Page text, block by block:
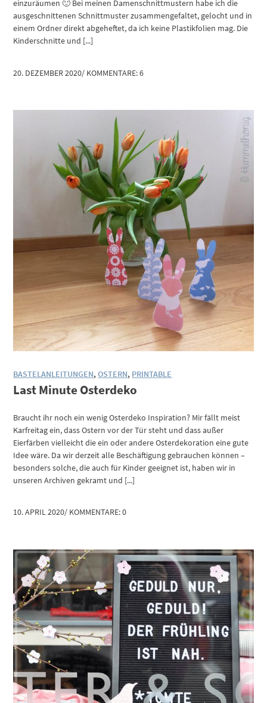
einzuräumen 🙂 Bei meinen Damenschnittmustern habe ich die
ausgeschnittenen Schnittmuster zusammengefaltet, gelocht und in
einem Ordner direkt abgeheftet, da ich keine Plastikfolien mag. Die
Kinderschnitte und [...]
20. DEZEMBER 2020/ KOMMENTARE: 6
BASTELANLEITUNGEN,OSTERN, PRINTABLE
Last Minute Osterdeko
Braucht ihr noch ein wenig Osterdeko Inspiration? Mir fällt meist
Karfreitag ein, dass Ostern vor der Tür steht und dass außer
Eierfärben vielleicht die ein oder andere Osterdekoration eine gute
Idee wäre. Da wir derzeit alle Beschäftigung gebrauchen können –
besonders solche, die auch für Kinder geeignet ist, haben wir in
unseren Archiven gekramt und [...]
10. APRIL 2020/ KOMMENTARE: 0